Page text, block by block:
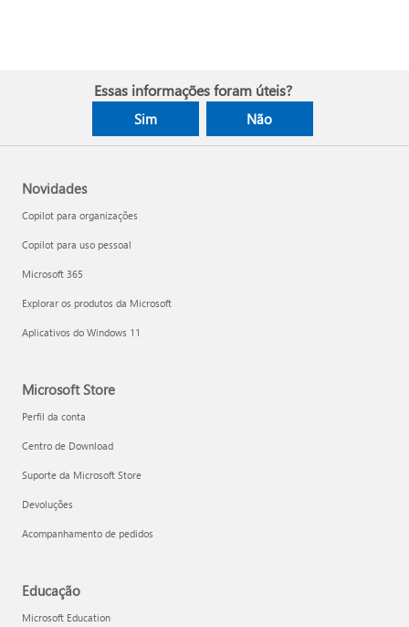
Essas informações foram úteis?
Sim Não
Novidades
Copilot para organizações
Copilot para uso pessoal
Microsoft 365
Explorar os produtos da Microsoft
Aplicativos do Windows 11
Microsoft Store
Perfil da conta
Centro de Download
Suporte da Microsoft Store
Devoluções
Acompanhamento de pedidos
Educação
Microsoft Education